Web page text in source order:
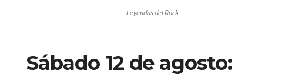
Leyendas del Rock
Sábado 12 de agosto: